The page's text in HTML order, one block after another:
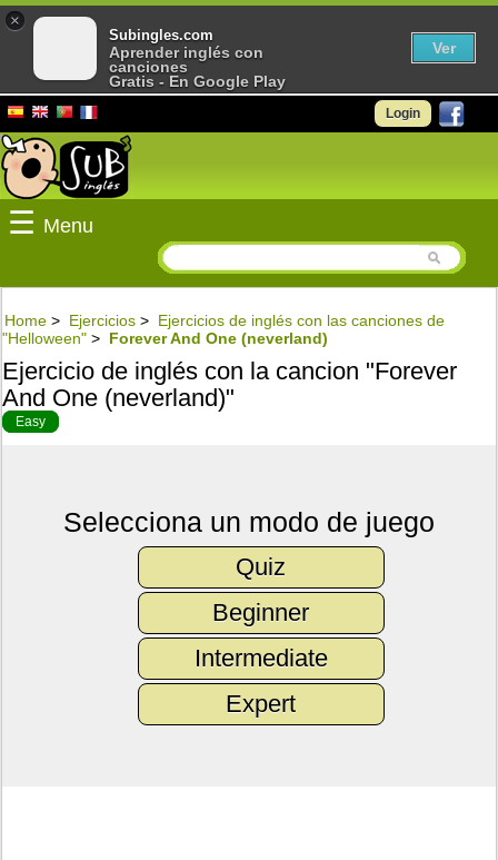
Login
☰ Menu
Home > Ejercicios > Ejercicios de inglés con las canciones de
"Helloween" > Forever And One (neverland)
Ejercicio de inglés con la cancion "Forever
And One (neverland)"
Easy
Selecciona un modo de juego
Quiz
Beginner
Intermediate
Expert
×
Subingles.com
Aprender inglés con
canciones
Gratis - En Google Play
Ver